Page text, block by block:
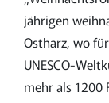
jährigen
Ostharz, wo
UNESCO-
mehr als 1200